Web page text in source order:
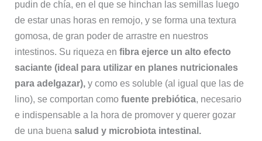
pudin de chía, en el que se hinchan las semillas luego
de estar unas horas en remojo, y se forma una textura
gomosa, de gran poder de arrastre en nuestros
intestinos. Su riqueza enfibra ejerce un alto efecto
saciante (ideal para utilizar en planes nutricionales
para adelgazar),y como es soluble (al igual que las de
lino), se comportan comofuente prebiótica, necesario
e indispensable a la hora de promover y querer gozar
de una buenasalud y microbiota intestinal.